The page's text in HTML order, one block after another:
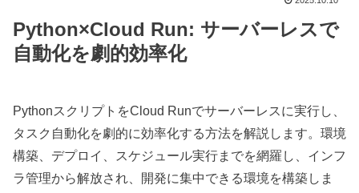
Python×Cloud Run: サーバーレスで
自動化を劇的効率化
PythonスクリプトをCloud Runでサーバーレスに実行し、
タスク自動化を劇的に効率化する方法を解説します。環境
構築、デプロイ、スケジュール実行までを網羅し、インフ
ラ管理から解放され、開発に集中できる環境を構築しま